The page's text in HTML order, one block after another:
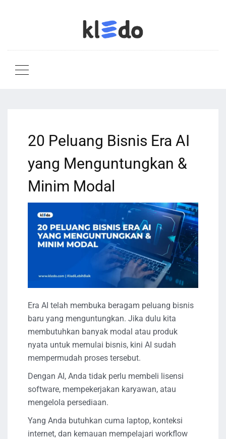
20 Peluang Bisnis Era AI
yang Menguntungkan &
Minim Modal
Era AI telah membuka beragam peluang bisnis
baru yang menguntungkan. Jika dulu kita
membutuhkan banyak modal atau produk
nyata untuk memulai bisnis, kini AI sudah
mempermudah proses tersebut.
Dengan AI, Anda tidak perlu membeli lisensi
software, mempekerjakan karyawan, atau
mengelola persediaan.
Yang Anda butuhkan cuma laptop, konteksi
internet, dan kemauan mempelajari workflow